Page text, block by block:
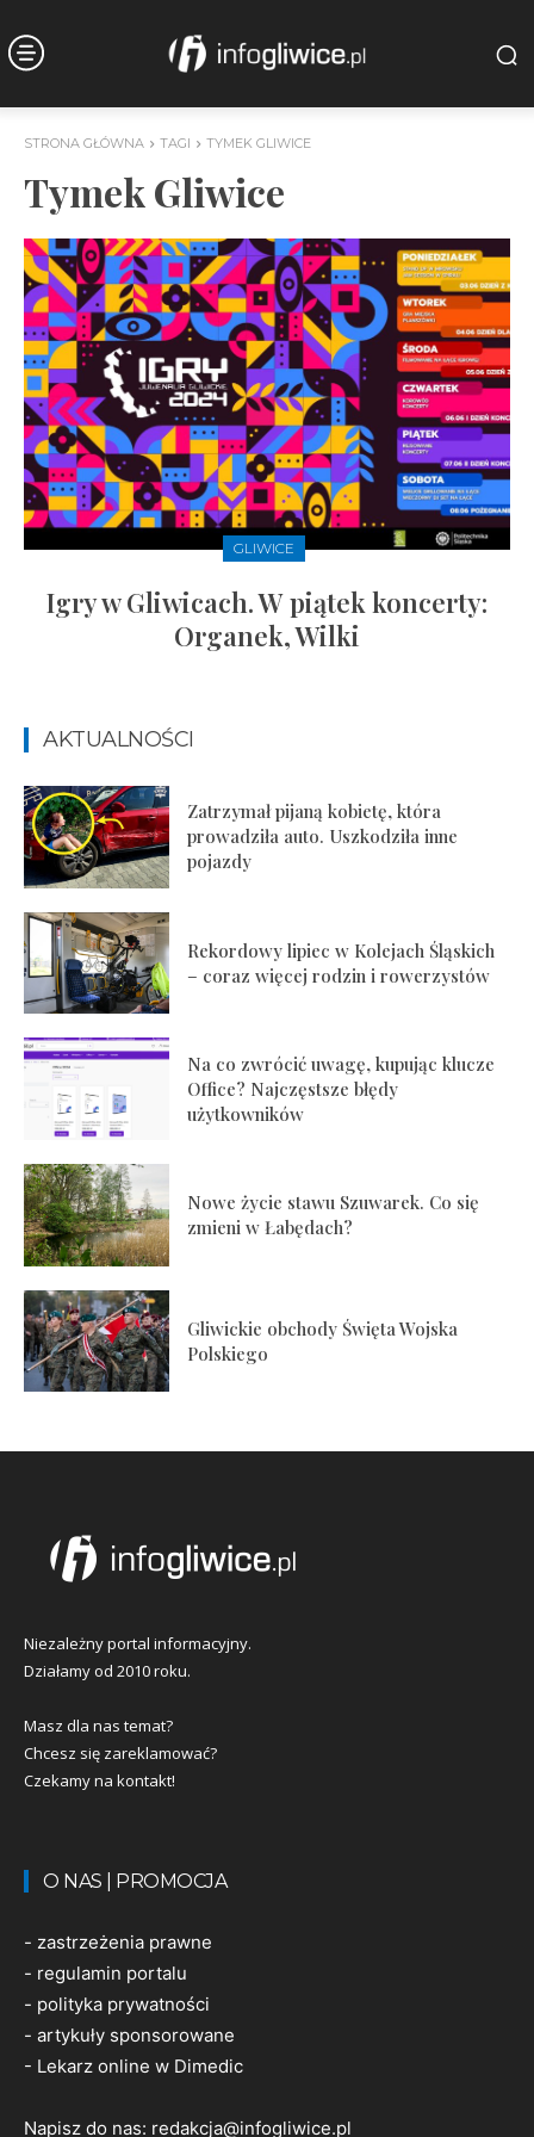
STRONA GŁÓWNA TAGI TYMEK GLIWICE
Tymek Gliwice
GLIWICE
Igry w Gliwicach. W piątek koncerty:
Organek, Wilki
AKTUALNOŚCI
Zatrzymał pijaną kobietę, która
prowadziła auto. Uszkodziła inne
pojazdy
Rekordowy lipiec w Kolejach Śląskich
– coraz więcej rodzin i rowerzystów
Na co zwrócić uwagę, kupując klucze
Office? Najczęstsze błędy
użytkowników
Nowe życie stawu Szuwarek. Co się
zmieni w Łabędach?
Gliwickie obchody Święta Wojska
Polskiego
Niezależny portal informacyjny.
Działamy od 2010 roku.
Masz dla nas temat?
Chcesz się zareklamować?
Czekamy na kontakt!
O NAS | PROMOCJA
- zastrzeżenia prawne
- regulamin portalu
- polityka prywatności
- artykuły sponsorowane
- Lekarz online w Dimedic
Napisz do nas: redakcja@infogliwice.pl